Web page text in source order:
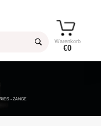
Warenkorb
€0
- ZANGE